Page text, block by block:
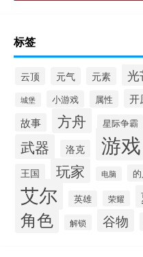
标签
云顶 元气 元素 光
城堡 小游戏 属性 开
故事 方舟 星际争霸
武器 洛克 游戏
王国 玩家 电脑
艾尔 英雄 荣耀
角色 解锁 谷物